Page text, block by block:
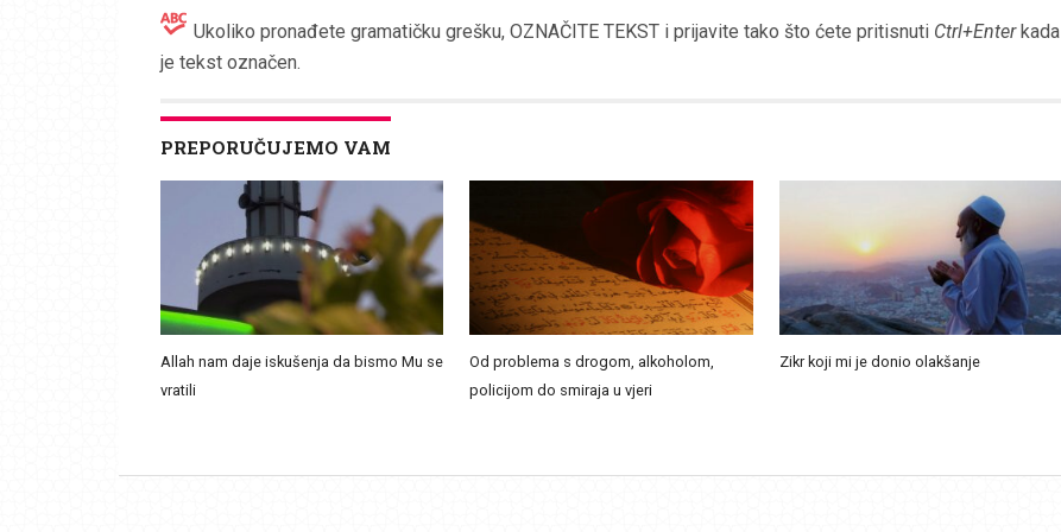
Ukoliko pronađete gramatičku grešku, OZNAČITE TEKST i prijavite tako što ćete pritisnuti Ctrl+Enterkada
je tekst označen.
PREPORUČUJEMO VAM
Allah nam daje iskušenja da bismo Mu se
vratili
Od problema s drogom, alkoholom,
policijom do smiraja u vjeri
Zikr koji mi je donio olakšanje